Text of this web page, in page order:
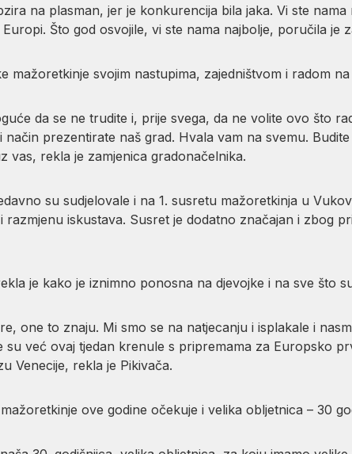
na plasman, jer je konkurencija bila jaka. Vi ste
Što god osvojile, vi ste nama najbolje, poručila je
mažoretkinje svojim nastupima, zajedništvom i radom
da se ne trudite i, prije svega, da ne volite ovo što
način prezentirate naš grad. Hvala vam na svemu.
vas, rekla je zamjenica gradonačelnika.
su sudjelovale i na 1. susretu mažoretkinja u
razmjenu iskustava. Susret je dodatno značajan i zbog
je kako je iznimno ponosna na djevojke i na sve što
one to znaju. Mi smo se na natjecanju i isplakale i
su već ovaj tjedan krenule s pripremama za Europsko
Venecije, rekla je Pikivača.
ove godine očekuje i velika obljetnica – 30